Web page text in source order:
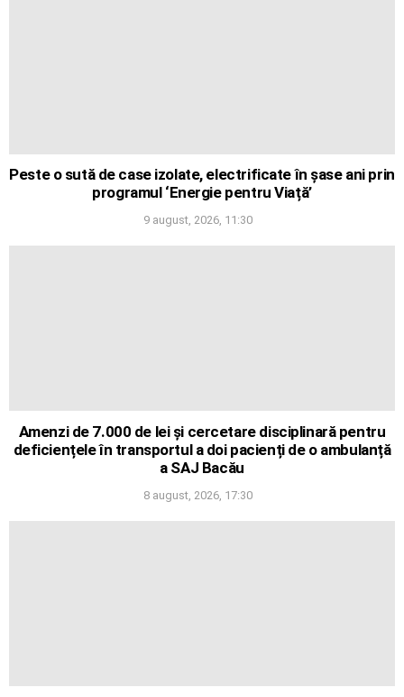
Peste o sută de case izolate, electrificate în șase ani prin
programul ‘Energie pentru Viață’
9 august, 2026, 11:30
Amenzi de 7.000 de lei și cercetare disciplinară pentru
deficiențele în transportul a doi pacienți de o ambulanță
a SAJ Bacău
8 august, 2026, 17:30